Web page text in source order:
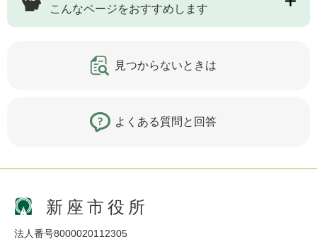
こんなページをおすすめします
見つからないときは
よくある質問と回答
新座市役所
法人番号8000020112305